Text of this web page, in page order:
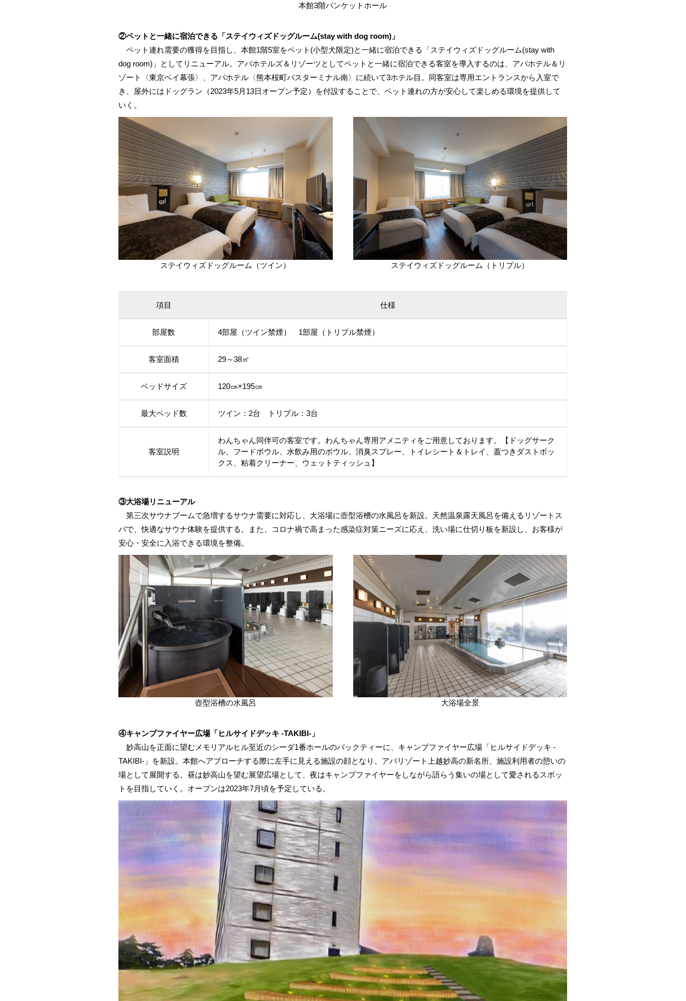
本館3階バンケットホール
②ペットと一緒に宿泊できる「ステイウィズドッグルーム(stay with dog room)」
ペット連れ需要の獲得を目指し、本館1階5室をペット(小型犬限定)と一緒に宿泊できる「ステイウィズドッグルーム(stay with
dog room)」としてリニューアル。アパホテルズ＆リゾーツとしてペットと一緒に宿泊できる客室を導入するのは、アパホテル＆リ
ゾート〈東京ベイ幕張〉、アパホテル〈熊本桜町バスターミナル南〉に続いて3ホテル目。同客室は専用エントランスから入室で
き、屋外にはドッグラン（2023年5月13日オープン予定）を付設することで、ペット連れの方が安心して楽しめる環境を提供して
いく。
ステイウィズドッグルーム（ツイン） ステイウィズドッグルーム（トリプル）
項目 仕様
部屋数 4部屋（ツイン禁煙） 1部屋（トリプル禁煙）
客室面積 29～38㎡
ベッドサイズ 120㎝×195㎝
最大ベッド数 ツイン：2台 トリプル：3台
客室説明
わんちゃん同伴可の客室です。わんちゃん専用アメニティをご用意しております。【ドッグサーク
ル、フードボウル、水飲み用のボウル、消臭スプレー、トイレシート＆トレイ、蓋つきダストボッ
クス、粘着クリーナー、ウェットティッシュ】
③大浴場リニューアル
第三次サウナブームで急増するサウナ需要に対応し、大浴場に壺型浴槽の水風呂を新設。天然温泉露天風呂を備えるリゾートス
パで、快適なサウナ体験を提供する。また、コロナ禍で高まった感染症対策ニーズに応え、洗い場に仕切り板を新設し、お客様が
安心・安全に入浴できる環境を整備。
壺型浴槽の水風呂 大浴場全景
④キャンプファイヤー広場「ヒルサイドデッキ -TAKIBI-」
妙高山を正面に望むメモリアルヒル至近のシーダ1番ホールのバックティーに、キャンプファイヤー広場「ヒルサイドデッキ -
TAKIBI-」を新設。本館へアプローチする際に左手に見える施設の顔となり、アパリゾート上越妙高の新名所、施設利用者の憩いの
場として展開する。昼は妙高山を望む展望広場として、夜はキャンプファイヤーをしながら語らう集いの場として愛されるスポッ
トを目指していく。オープンは2023年7月頃を予定している。